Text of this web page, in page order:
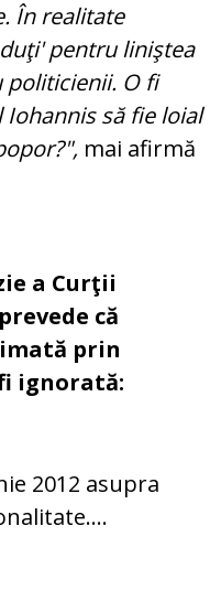
În realitate
pentru liniştea
politicienii. O fi
să fie loial
mai afirmă
a Curţii
că
prin
ignorată:
2012 asupra